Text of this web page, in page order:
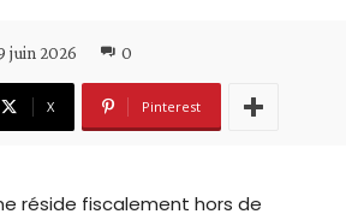
juin 2026 0
X Pinterest
réside fiscalement hors de